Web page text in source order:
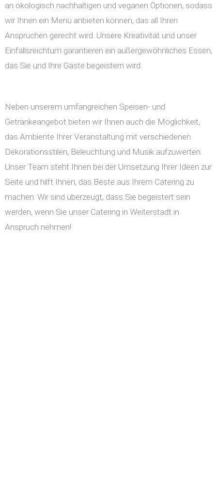
an ökologisch nachhaltigen und veganen Optionen, sodass
wir Ihnen ein Menü anbieten können, das all Ihren
Ansprüchen gerecht wird. Unsere Kreativität und unser
Einfallsreichtum garantieren ein außergewöhnliches Essen,
das Sie und Ihre Gäste begeistern wird.
Neben unserem umfangreichen Speisen- und
Getränkeangebot bieten wir Ihnen auch die Möglichkeit,
das Ambiente Ihrer Veranstaltung mit verschiedenen
Dekorationsstilen, Beleuchtung und Musik aufzuwerten.
Unser Team steht Ihnen bei der Umsetzung Ihrer Ideen zur
Seite und hilft Ihnen, das Beste aus Ihrem Catering zu
machen. Wir sind überzeugt, dass Sie begeistert sein
werden, wenn Sie unser Catering in Weiterstadt in
Anspruch nehmen!